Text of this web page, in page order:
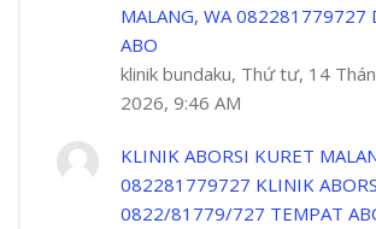
MALANG, WA 082281779727
ABO
klinik bundaku, Thứ tư, 14
2026, 9:46 AM
KLINIK ABORSI KURET
082281779727 KLINIK
0822/81779/727 TEMPAT